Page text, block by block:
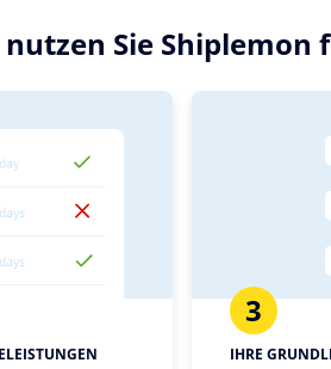
Sie Shiplemon
3
IHRE